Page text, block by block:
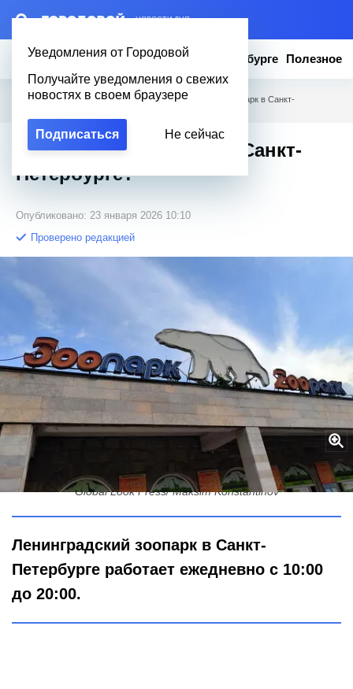
– НОВОСТИ ДНЯ
Уведомления от Городовой
Получайте уведомления о свежих
новостях в своем браузере
Подписаться Не сейчас
Новости Эксклюзив Вопросы о Петербурге Полезное
Городовой Вопросы о Петербурге / Как работает зоопарк в Санкт-
Как работает зоопарк в Санкт-
Петербурге?
Опубликовано: 23 января 2026 10:10
Проверено редакцией
Как работает зоопарк в Санкт-Петербурге?
Global Look Press/ Maksim Konstantinov
Ленинградский зоопарк в Санкт-
Петербурге работает ежедневно с 10:00
до 20:00.